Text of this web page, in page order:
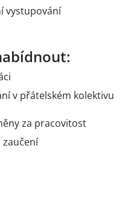
vystupování
v přátelském kolektivu
za pracovitost